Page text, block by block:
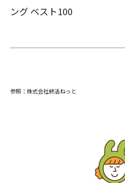
ング ベスト100
参照： 株式会社終活ねっと